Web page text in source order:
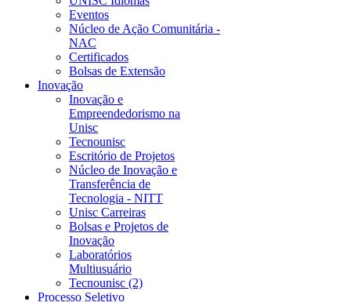
Eventos
Núcleo de Ação Comunitária -
NAC
Certificados
Bolsas de Extensão
Inovação
Inovação e
Empreendedorismo na
Unisc
Tecnounisc
Escritório de Projetos
Núcleo de Inovação e
Transferência de
Tecnologia - NITT
Unisc Carreiras
Bolsas e Projetos de
Inovação
Laboratórios
Multiusuário
Tecnounisc (2)
Processo Seletivo